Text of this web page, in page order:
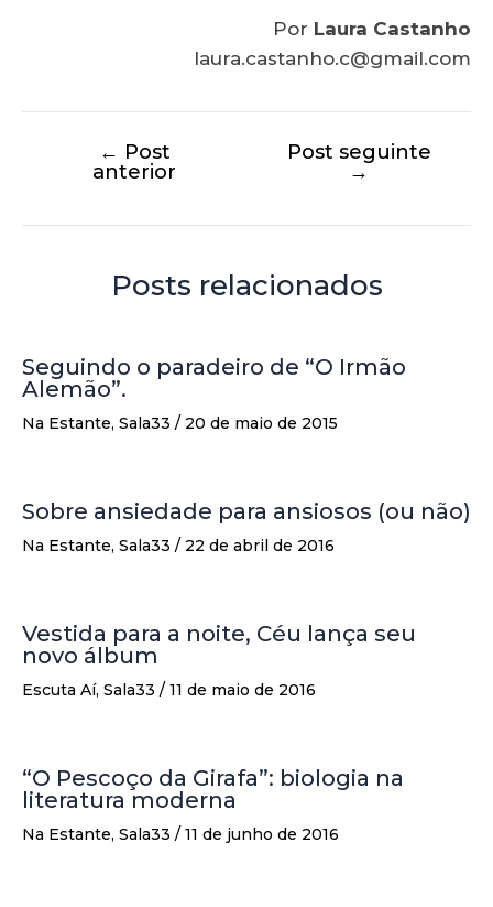
Por Laura Castanho
laura.castanho.c@gmail.com
← Post
anterior
Post seguinte
→
Posts relacionados
Seguindo o paradeiro de “O Irmão
Alemão”.
Na Estante, Sala33 / 20 de maio de 2015
Sobre ansiedade para ansiosos (ou não)
Na Estante, Sala33 / 22 de abril de 2016
Vestida para a noite, Céu lança seu
novo álbum
Escuta Aí, Sala33 / 11 de maio de 2016
“O Pescoço da Girafa”: biologia na
literatura moderna
Na Estante, Sala33 / 11 de junho de 2016